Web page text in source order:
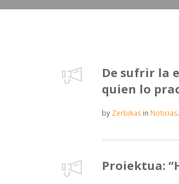
De sufrir la
quien lo
by Zerbikas in Noticias.
Proiektua: